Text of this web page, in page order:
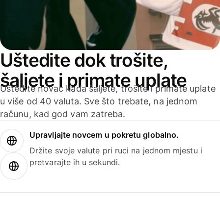
Uštedite dok trošite,
šaljete i primate uplate
Uštedite novac kada šaljete, trošite i primate uplate
u više od 40 valuta. Sve što trebate, na jednom
računu, kad god vam zatreba.
Upravljajte novcem u pokretu globalno.
Držite svoje valute pri ruci na jednom mjestu i
pretvarajte ih u sekundi.